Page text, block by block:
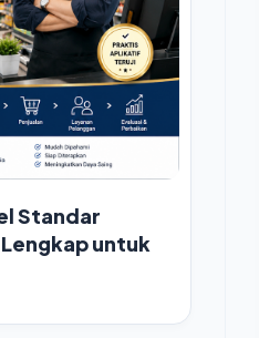
Standar
untuk